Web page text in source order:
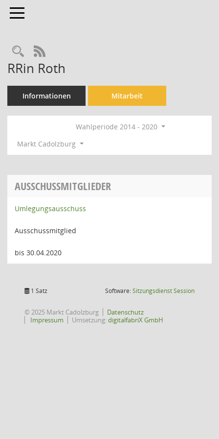
Toggle navigation
Rechercheauswahl
RSS-Feed
RRin Roth
Informationen Mitarbeit
Wahlperiode 2014 - 2020
Markt Cadolzburg
AUSSCHUSSMITGLIEDER
Umlegungsausschuss
Ausschussmitglied
bis 30.04.2020
1 Satz Software:SitzungsdienstSession(Wird in
© 2025 Markt Cadolzburg
Datenschutz
Impressum
Umsetzung:digitalfabriX GmbH